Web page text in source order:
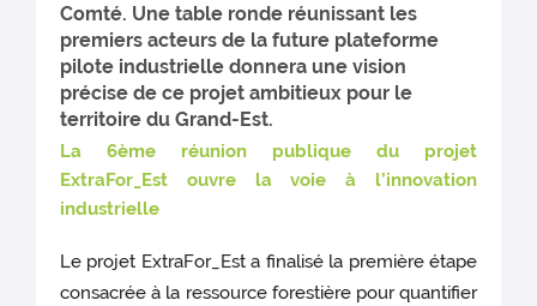
Comté. Une table ronde réunissant les
premiers acteurs de la future plateforme
pilote industrielle donnera une vision
précise de ce projet ambitieux pour le
territoire du Grand-Est.
La 6ème réunion publique du projet
ExtraFor_Est ouvre la voie à l’innovation
industrielle
Le projet ExtraFor_Est a finalisé la première étape
consacrée à la ressource forestière pour quantifier